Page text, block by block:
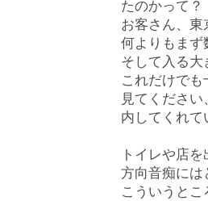
たのかって？
お客さん、
何よりもまず
そして入る大
これだけで
見てくださ
内してくれて
トイレや店
方向音痴には
こういうと